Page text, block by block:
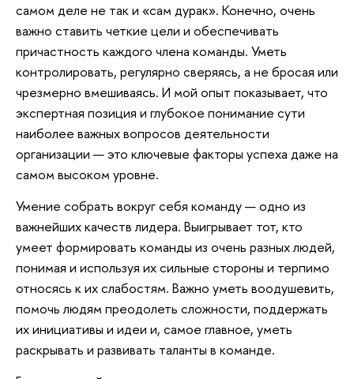
самом деле не так и «сам дурак». Конечно, очень
важно ставить четкие цели и обеспечивать
причастность каждого члена команды. Уметь
контролировать, регулярно сверяясь, а не бросая или
чрезмерно вмешиваясь. И мой опыт показывает, что
экспертная позиция и глубокое понимание сути
наиболее важных вопросов деятельности
организации — это ключевые факторы успеха даже на
самом высоком уровне.
Умение собрать вокруг себя команду — одно из
важнейших качеств лидера. Выигрывает тот, кто
умеет формировать команды из очень разных людей,
понимая и используя их сильные стороны и терпимо
относясь к их слабостям. Важно уметь воодушевить,
помочь людям преодолеть сложности, поддержать
их инициативы и идеи и, самое главное, уметь
раскрывать и развивать таланты в команде.